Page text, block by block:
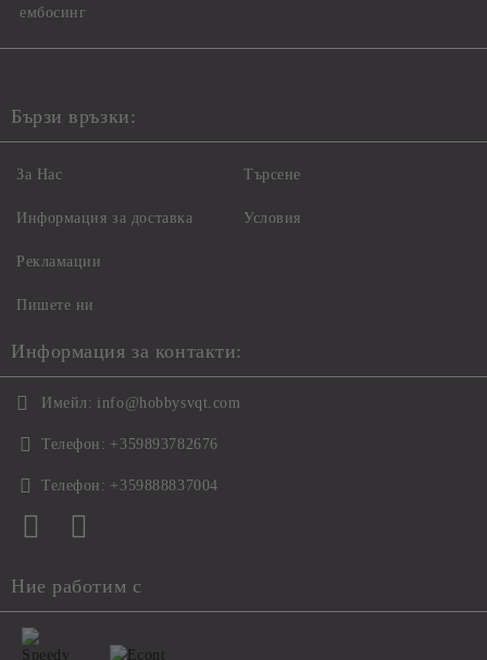
ембосинг
Бързи връзки:
За Нас
Информация за доставка
Рекламации
Пишете ни
Търсене
Условия
Информация за контакти:
Имейл: info@hobbysvqt.com
Телефон: +359893782676
Телефон: +359888837004
Ние работим с